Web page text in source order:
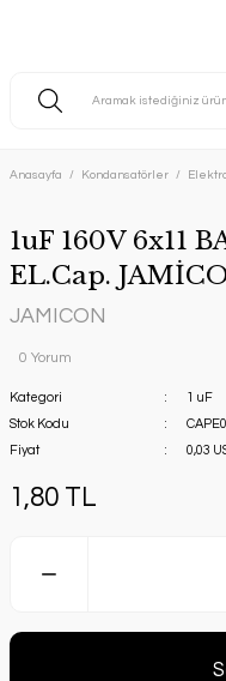
Anasayfa Kondansatörler
1uF 160V 6x11
EL.Cap.
JAMICON
0 Yorum
Kategori
1 uF
Stok Kodu
Fiyat
0,03
1,80 TL